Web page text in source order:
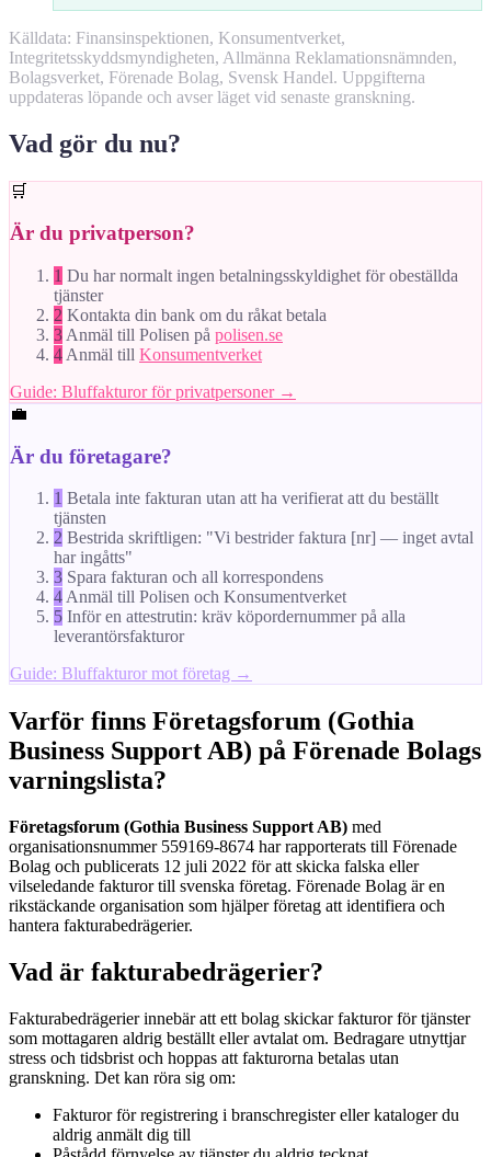
Källdata: Finansinspektionen, Konsumentverket,
Integritetsskyddsmyndigheten, Allmänna Reklamationsnämnden,
Bolagsverket, Förenade Bolag, Svensk Handel. Uppgifterna
uppdateras löpande och avser läget vid senaste granskning.
Vad gör du nu?
🛒
Är du privatperson?
1 Du har normalt ingen betalningsskyldighet för obeställda
tjänster
2 Kontakta din bank om du råkat betala
3 Anmäl till Polisen på polisen.se
4 Anmäl till Konsumentverket
Guide: Bluffakturor för privatpersoner →
💼
Är du företagare?
1 Betala inte fakturan utan att ha verifierat att du beställt
tjänsten
2 Bestrida skriftligen: "Vi bestrider faktura [nr] — inget avtal
har ingåtts"
3 Spara fakturan och all korrespondens
4 Anmäl till Polisen och Konsumentverket
5 Inför en attestrutin: kräv köpordernummer på alla
leverantörsfakturor
Guide: Bluffakturor mot företag →
Varför finns Företagsforum (Gothia
Business Support AB) på Förenade Bolags
varningslista?
Företagsforum (Gothia Business Support AB) med
organisationsnummer 559169-8674 har rapporterats till Förenade
Bolag och publicerats 12 juli 2022 för att skicka falska eller
vilseledande fakturor till svenska företag. Förenade Bolag är en
rikstäckande organisation som hjälper företag att identifiera och
hantera fakturabedrägerier.
Vad är fakturabedrägerier?
Fakturabedrägerier innebär att ett bolag skickar fakturor för tjänster
som mottagaren aldrig beställt eller avtalat om. Bedragare utnyttjar
stress och tidsbrist och hoppas att fakturorna betalas utan
granskning. Det kan röra sig om:
Fakturor för registrering i branschregister eller kataloger du
aldrig anmält dig till